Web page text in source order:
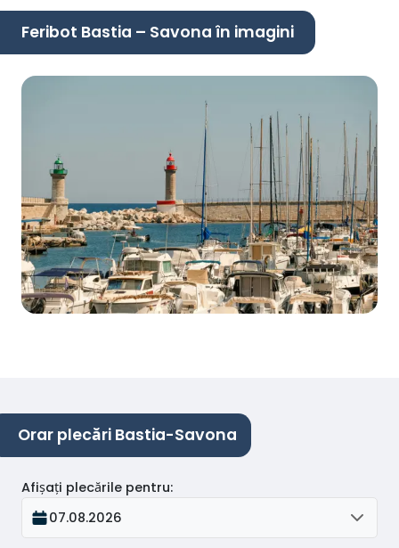
Feribot Bastia – Savona în imagini
Orar plecări Bastia-Savona
Afișați plecările pentru:
07.08.2026